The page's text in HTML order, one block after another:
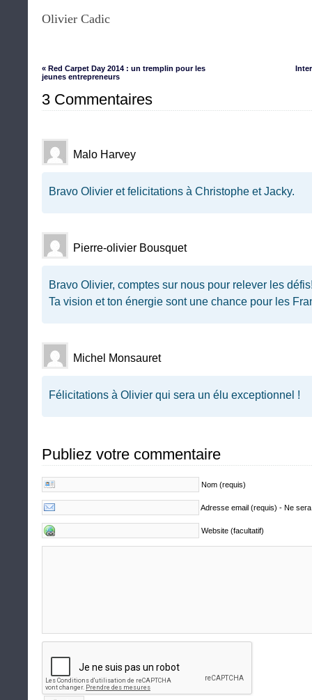
Olivier Cadic
« Red Carpet Day 2014 : un tremplin pour les
jeunes entrepreneurs
3 Commentaires
Malo Harvey
Bravo Olivier et felicitations à Christophe et Jacky.
Pierre-olivier Bousquet
Bravo Olivier, comptes sur nous pour relever les
Ta vision et ton énergie sont une chance pour les
Michel Monsauret
Félicitations à Olivier qui sera un élu exceptionnel !
Publiez votre commentaire
Nom (requis)
Adresse email (requis) - Ne
Website (facultatif)